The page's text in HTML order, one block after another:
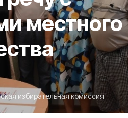
местного
избирательная комиссия